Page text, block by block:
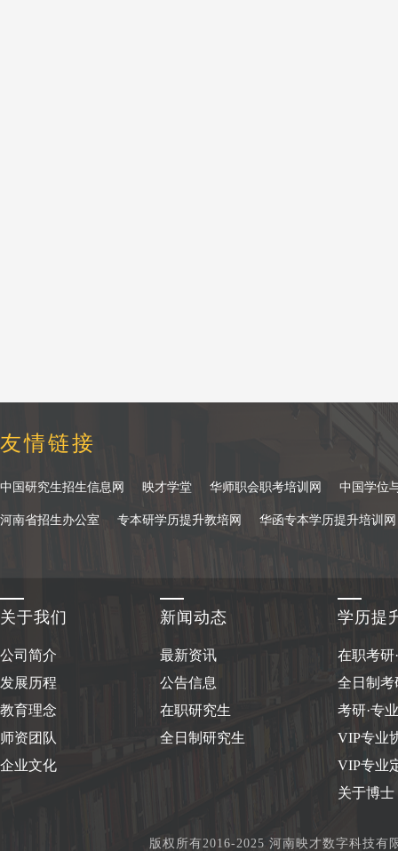
友情链接
中国研究生招生信息网 映才学堂 华师职会职考培训网 中国学位
河南省招生办公室 专本研学历提升教培网 华函专本学历提升培训网
关于我们
公司简介
发展历程
教育理念
师资团队
企业文化
新闻动态
最新资讯
公告信息
在职研究生
全日制研究生
学历提
在职考研
全日制考
考研·专
VIP专业
VIP专业
关于博士
版权所有2016-2025 河南映才数字科技